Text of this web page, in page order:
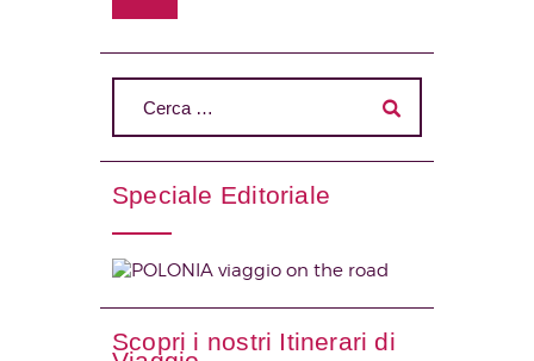
Speciale Editoriale
Scopri i nostri Itinerari di